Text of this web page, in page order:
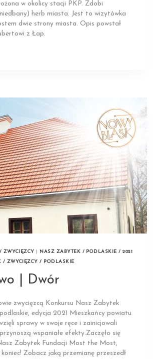
w okolicy stacji PKP. Zdobi
herb miasta. Jest to wizytówka
dwie strony miasta. Opis powstał
z Łap.
ZWYCIĘZCY NASZ ZABYTEK / PODLASKIE / 2021
/ ZWYCIĘZCY / PODLASKIE
| Dwór
zwycięzcą Konkursu Nasz Zabytek
edycja 2021 Mieszkańcy powiatu
sprawy w swoje ręce i zainicjowali
wspaniałe efekty.Zaczęło się
Zabytek Fundacji Most the Most,
Zobacz jaką przemianę przeszedł